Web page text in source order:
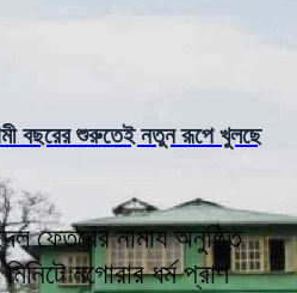
বছরের শুরুতেই নতুন রূপে খুলছে
ফেতরের নামায অনুষ্ঠিত
নগোরার ধর্ম প্রাণ